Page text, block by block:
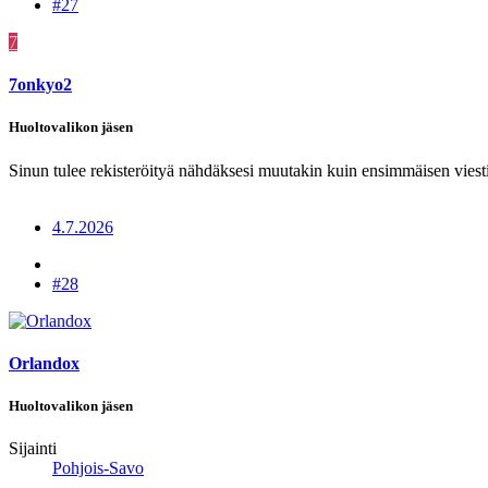
#27
7
7onkyo2
Huoltovalikon jäsen
Sinun tulee rekisteröityä nähdäksesi muutakin kuin ensimmäisen
4.7.2026
#28
Orlandox
Huoltovalikon jäsen
Sijainti
Pohjois-Savo